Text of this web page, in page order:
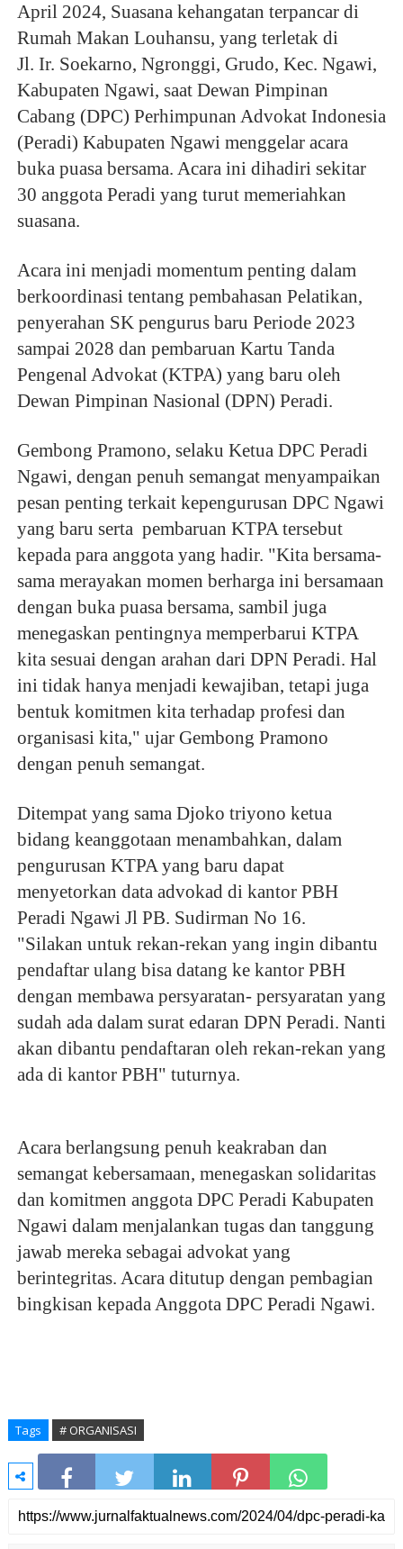
April 2024, Suasana kehangatan terpancar di
Rumah Makan Louhansu, yang terletak di
Jl. Ir. Soekarno, Ngronggi, Grudo, Kec. Ngawi,
Kabupaten Ngawi, saat Dewan Pimpinan
Cabang (DPC) Perhimpunan Advokat Indonesia
(Peradi) Kabupaten Ngawi menggelar acara
buka puasa bersama. Acara ini dihadiri sekitar
30 anggota Peradi yang turut memeriahkan
suasana.
Acara ini menjadi momentum penting dalam
berkoordinasi tentang pembahasan Pelatikan,
penyerahan SK pengurus baru Periode 2023
sampai 2028 dan pembaruan Kartu Tanda
Pengenal Advokat (KTPA) yang baru oleh
Dewan Pimpinan Nasional (DPN) Peradi.
Gembong Pramono, selaku Ketua DPC Peradi
Ngawi, dengan penuh semangat menyampaikan
pesan penting terkait kepengurusan DPC Ngawi
yang baru serta  pembaruan KTPA tersebut
kepada para anggota yang hadir. "Kita bersama-
sama merayakan momen berharga ini bersamaan
dengan buka puasa bersama, sambil juga
menegaskan pentingnya memperbarui KTPA
kita sesuai dengan arahan dari DPN Peradi. Hal
ini tidak hanya menjadi kewajiban, tetapi juga
bentuk komitmen kita terhadap profesi dan
organisasi kita," ujar Gembong Pramono
dengan penuh semangat.
Ditempat yang sama Djoko triyono ketua
bidang keanggotaan menambahkan, dalam
pengurusan KTPA yang baru dapat
menyetorkan data advokad di kantor PBH
Peradi Ngawi Jl PB. Sudirman No 16.
"Silakan untuk rekan-rekan yang ingin dibantu
pendaftar ulang bisa datang ke kantor PBH
dengan membawa persyaratan- persyaratan yang
sudah ada dalam surat edaran DPN Peradi. Nanti
akan dibantu pendaftaran oleh rekan-rekan yang
ada di kantor PBH" tuturnya.
Acara berlangsung penuh keakraban dan
semangat kebersamaan, menegaskan solidaritas
dan komitmen anggota DPC Peradi Kabupaten
Ngawi dalam menjalankan tugas dan tanggung
jawab mereka sebagai advokat yang
berintegritas. Acara ditutup dengan pembagian
bingkisan kepada Anggota DPC Peradi Ngawi.
Tags # ORGANISASI